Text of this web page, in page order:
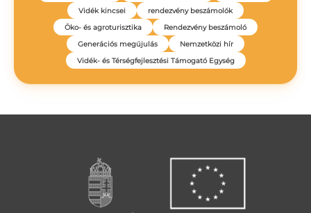
Vidék kincsei
rendezvény beszámolók
Öko- és agroturisztika
Rendezvény beszámoló
Generációs megújulás
Nemzetközi hír
Vidék- és Térségfejlesztési Támogató Egység